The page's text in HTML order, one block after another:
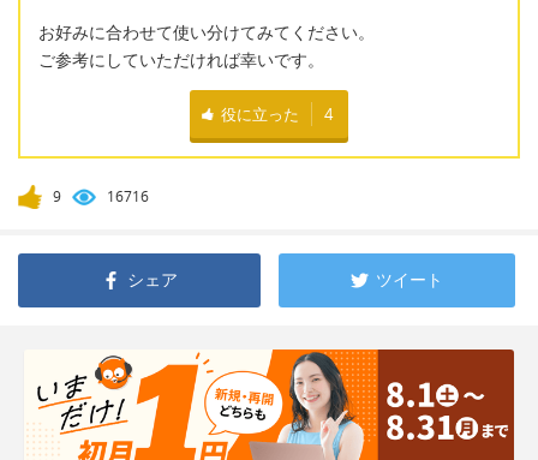
お好みに合わせて使い分けてみてください。
ご参考にしていただければ幸いです。
役に立った 4
9 16716
シェア ツイート